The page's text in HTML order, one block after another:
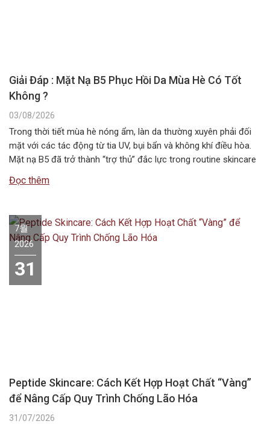
Giải Đáp : Mặt Nạ B5 Phục Hồi Da Mùa Hè Có Tốt
Không ?
03/08/2026
Trong thời tiết mùa hè nóng ẩm, làn da thường xuyên phải đối
mặt với các tác động từ tia UV, bụi bẩn và không khí điều hòa.
Mặt nạ B5 đã trở thành “trợ thủ” đắc lực trong routine skincare
Đọc thêm
7월
2026
31
Peptide Skincare: Cách Kết Hợp Hoạt Chất “Vàng”
để Nâng Cấp Quy Trình Chống Lão Hóa
31/07/2026